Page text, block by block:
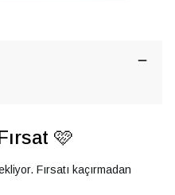
🩷
Fırsatı kaçırmadan